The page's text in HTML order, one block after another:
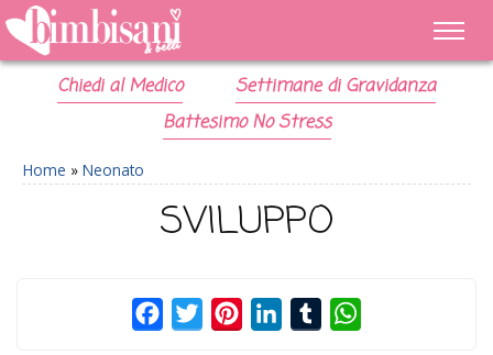
Chiedi al Medico
Settimane di Gravidanza
Battesimo No Stress
Home » Neonato
SVILUPPO
FacebookTwitterPinterestLinkedInTumblr